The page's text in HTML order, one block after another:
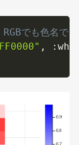
でも色名
, :